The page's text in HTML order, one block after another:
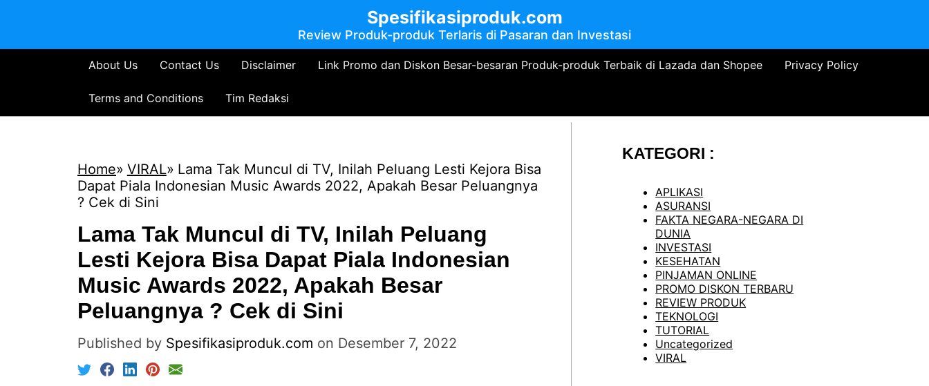
Spesifikasiproduk.com
Review Produk-produk Terlaris di Pasaran dan Investasi
About Us Contact Us Disclaimer Link Promo dan Diskon Besar-besaran Produk-produk Terbaik di Lazada dan Shopee Privacy Policy
Terms and Conditions Tim Redaksi
Home VIRAL
Lama Tak Muncul di TV, Inilah Peluang Lesti Kejora Bisa
Dapat Piala Indonesian Music Awards 2022, Apakah Besar Peluangnya
? Cek di Sini
Lama Tak Muncul di TV, Inilah Peluang
Lesti Kejora Bisa Dapat Piala Indonesian
Music Awards 2022, Apakah Besar
Peluangnya ? Cek di Sini
Published by Spesifikasiproduk.com on Desember 7, 2022
KATEGORI :
APLIKASI
ASURANSI
FAKTA NEGARA-NEGARA DI
DUNIA
INVESTASI
KESEHATAN
PINJAMAN ONLINE
PROMO DISKON TERBARU
REVIEW PRODUK
TEKNOLOGI
TUTORIAL
Uncategorized
VIRAL